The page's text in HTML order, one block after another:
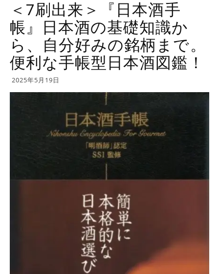
＜7刷出来＞『日本酒手
帳』日本酒の基礎知識か
ら、自分好みの銘柄まで。
便利な手帳型日本酒図鑑！
2025年5月19日